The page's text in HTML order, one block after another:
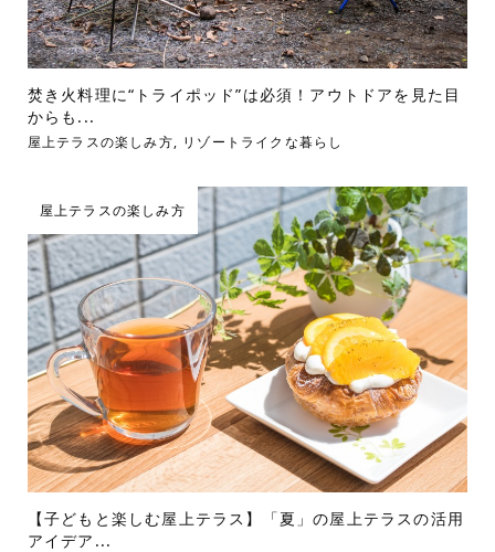
焚き火料理に“トライポッド”は必須！アウトドアを見た目
からも...
屋上テラスの楽しみ方, リゾートライクな暮らし
屋上テラスの楽しみ方
【子どもと楽しむ屋上テラス】「夏」の屋上テラスの活用
アイデア...